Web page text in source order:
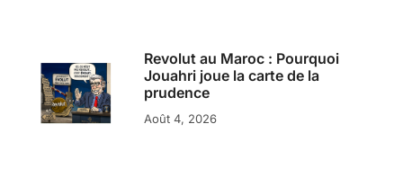
Revolut au Maroc : Pourquoi
Jouahri joue la carte de la
prudence
Août 4, 2026